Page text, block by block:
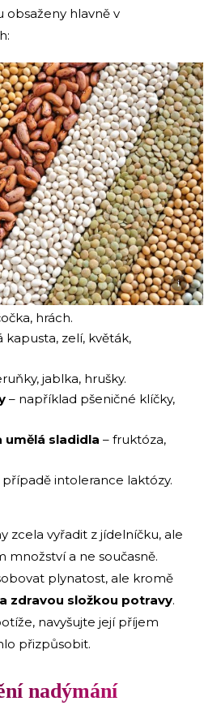
obsaženy hlavně v
i
hrách.
kapusta, zelí, květák,
jablka, hrušky.
– například pšeničné klíčky,
umělá sladidla – fruktóza,
případě intolerance laktózy.
zcela vyřadit z jídelníčku, ale
množství a ne současně.
plynatost, ale kromě
zdravou složkou potravy.
navyšujte její příjem
přizpůsobit.
nadýmání